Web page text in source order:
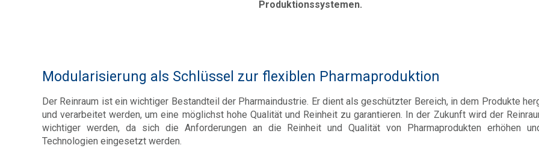
Produktionssystemen.
Modularisierung als Schlüssel zur flexiblen Pharmaproduktion
Der Reinraum ist ein wichtiger Bestandteil der Pharmaindustrie. Er dient als geschützter Bereich, in dem Produkte
und verarbeitet werden, um eine möglichst hohe Qualität und Reinheit zu garantieren. In der Zukunft wird der
wichtiger werden, da sich die Anforderungen an die Reinheit und Qualität von Pharmaprodukten erhöhen
Technologien eingesetzt werden.